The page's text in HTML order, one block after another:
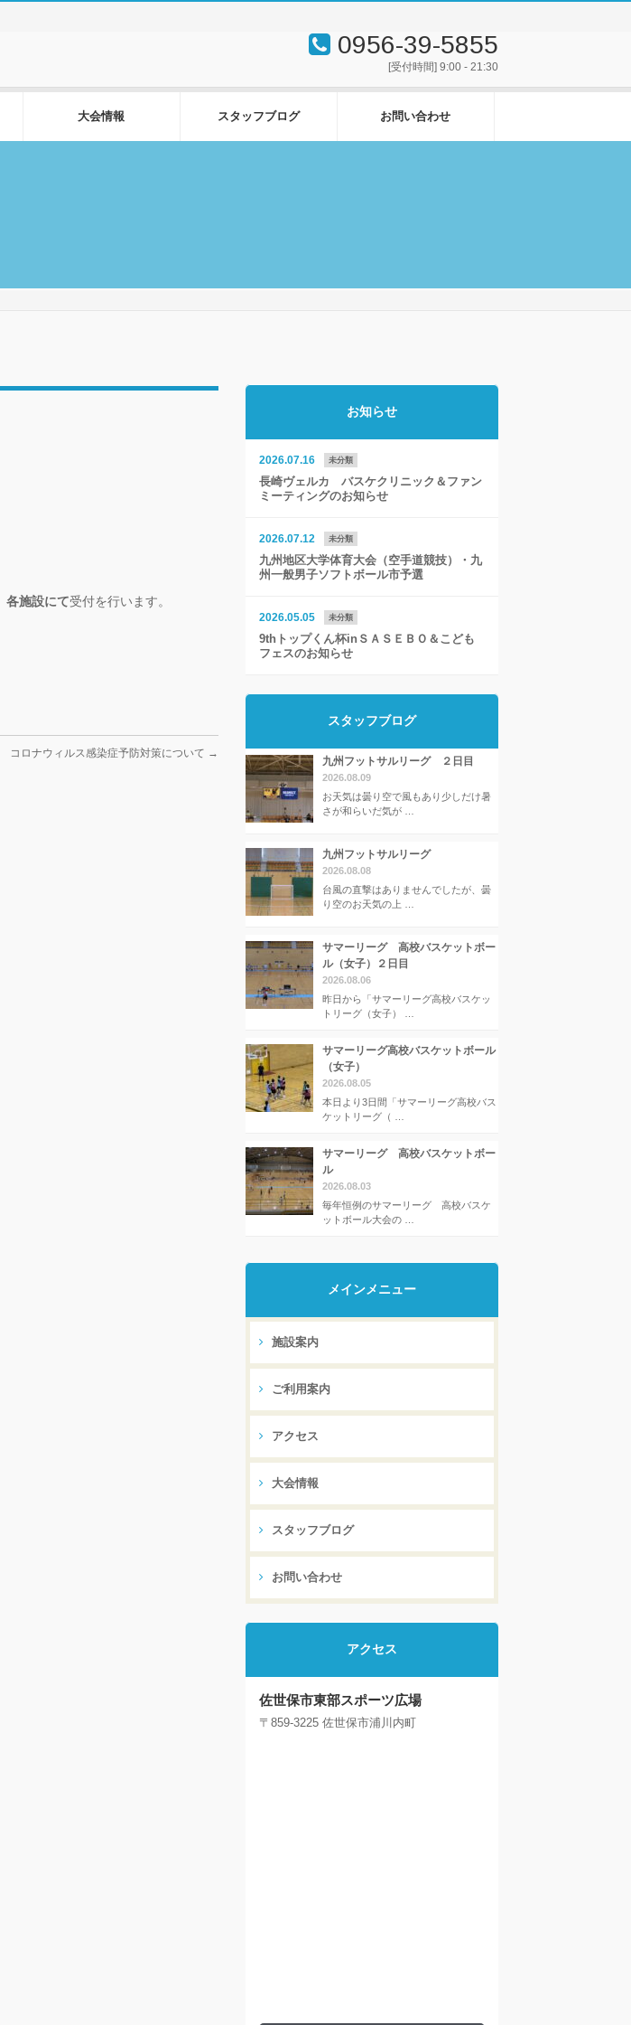
0956-39-5855
[受付時間] 9:00 - 21:30
大会情報 スタッフブログ お問い合わせ
各施設にて受付を行います。
コロナウィルス感染症予防対策について →
お知らせ
2026.07.16 未分類
長崎ヴェルカ バスケクリニック＆ファン
ミーティングのお知らせ
2026.07.12 未分類
九州地区大学体育大会（空手道競技）・九
州一般男子ソフトボール市予選
2026.05.05 未分類
9thトップくん杯inＳＡＳＥＢＯ＆こども
フェスのお知らせ
スタッフブログ
九州フットサルリーグ ２日目
2026.08.09
お天気は曇り空で風もあり少しだけ暑
さが和らいだ気が …
九州フットサルリーグ
2026.08.08
台風の直撃はありませんでしたが、曇
り空のお天気の上 …
サマーリーグ 高校バスケットボー
ル（女子）２日目
2026.08.06
昨日から「サマーリーグ高校バスケッ
トリーグ（女子） …
サマーリーグ高校バスケットボール
（女子）
2026.08.05
本日より3日間「サマーリーグ高校バス
ケットリーグ（ …
サマーリーグ 高校バスケットボー
ル
2026.08.03
毎年恒例のサマーリーグ 高校バスケ
ットボール大会の …
メインメニュー
施設案内
ご利用案内
アクセス
大会情報
スタッフブログ
お問い合わせ
アクセス
佐世保市東部スポーツ広場
〒859-3225 佐世保市浦川内町